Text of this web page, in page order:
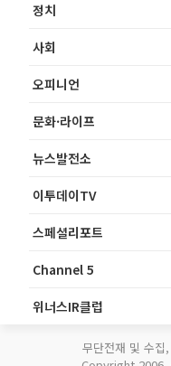
정치
사회
오피니언
문화·라이프
뉴스발전소
이투데이TV
스페셜리포트
Channel 5
위너스IR클럽
무단전재 및 수집